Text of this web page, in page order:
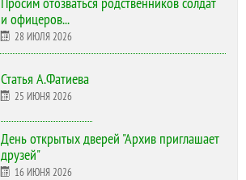
и офицеров...
28 ИЮЛЯ 2026
Статья А.Фатиева
25 ИЮНЯ 2026
День открытых дверей "Архив приглашает
друзей"
16 ИЮНЯ 2026